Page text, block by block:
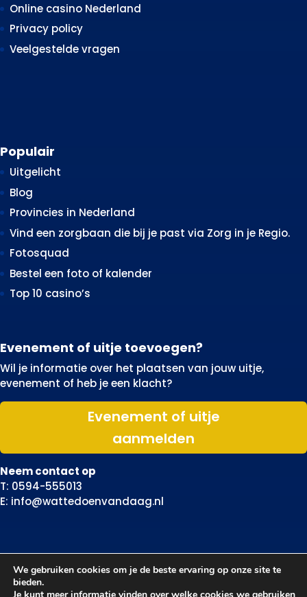
Online casino Nederland
Privacy policy
Veelgestelde vragen
Populair
Uitgelicht
Blog
Provincies in Nederland
Vind een zorgbaan die bij je past via Zorg in je Regio.
Fotosquad
Bestel een foto of kalender
Top 10 casino’s
Evenement of uitje toevoegen?
Wil je informatie over het plaatsen van jouw uitje,
evenement of heb je een klacht?
Evenement of uitje
aanmelden
Neem contact op
T: 0594-555013
E: info@wattedoenvandaag.nl
We gebruiken cookies om je de beste ervaring op onze site te
bieden.